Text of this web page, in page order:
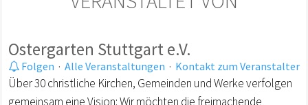
Ostergarten Stuttgart e.V.
Folgen · Alle Veranstaltungen · Kontakt zum Veranstalter
Über 30 christliche Kirchen, Gemeinden und Werke verfolgen
gemeinsam eine Vision: Wir möchten die freimachende